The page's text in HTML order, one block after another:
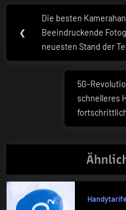
❮
Previous
Post:
Die besten
Beeindruckende
neuesten Stand der
Next
Post:
5G-
schnelleres